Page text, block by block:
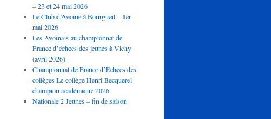
– 23 et 24 mai 2026
Le Club d’Avoine à Bourgueil – 1er
mai 2026
Les Avoinais au championnat de
France d’échecs des jeunes à Vichy
(avril 2026)
Championnat de France d’Echecs des
collèges Le collège Henri Becquerel
champion académique 2026
Nationale 2 Jeunes – fin de saison